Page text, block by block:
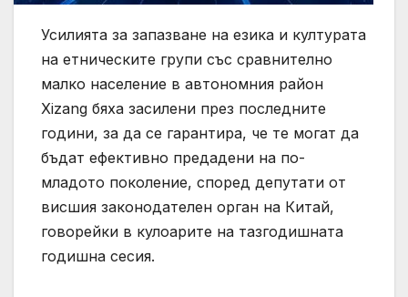
Усилията за запазване на езика и културата
на етническите групи със сравнително
малко население в автономния район
Xizang бяха засилени през последните
години, за да се гарантира, че те могат да
бъдат ефективно предадени на по-
младото поколение, според депутати от
висшия законодателен орган на Китай,
говорейки в кулоарите на тазгодишната
годишна сесия.